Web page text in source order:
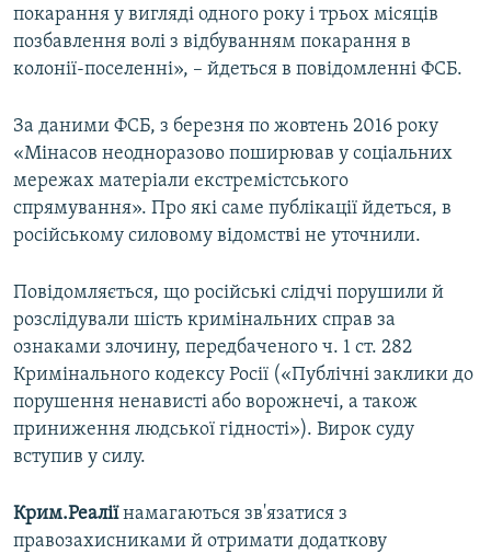
покарання у вигляді одного року і трьох місяців
позбавлення волі з відбуванням покарання в
колонії-поселенні», – йдеться в повідомленні ФСБ.
За даними ФСБ, з березня по жовтень 2016 року
«Мінасов неодноразово поширював у соціальних
мережах матеріали екстремістського
спрямування». Про які саме публікації йдеться, в
російському силовому відомстві не уточнили.
Повідомляється, що російські слідчі порушили й
розслідували шість кримінальних справ за
ознаками злочину, передбаченого ч. 1 ст. 282
Кримінального кодексу Росії («Публічні заклики до
порушення ненависті або ворожнечі, а також
приниження людської гідності»). Вирок суду
вступив у силу.
Крим.Реаліїнамагаються зв'язатися з
правозахисниками й отримати додаткову